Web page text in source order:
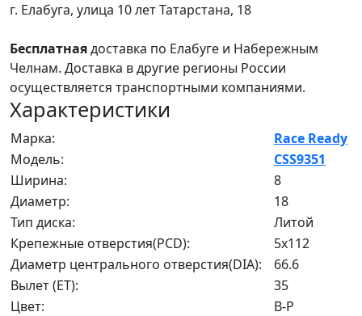
г. Елабуга, улица 10 лет Татарстана, 18
Бесплатнаядоставка по Елабуге и Набережным
Челнам. Доставка в другие регионы России
осуществляется транспортными компаниями.
Характеристики
Марка:
Race Ready
Модель:
CSS9351
Ширина:
8
Диаметр:
18
Тип диска:
Литой
Крепежные отверстия(PCD):
5x112
Диаметр центрального отверстия(DIA):
66.6
Вылет (ET):
35
Цвет:
B-P